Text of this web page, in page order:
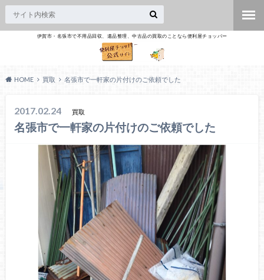
伊賀市・名張市で不用品回収、遺品整理、中古品の買取のことなら便利屋チョッパー
HOME 買取 名張市で一軒家の片付けのご依頼でした
2017.02.24 買取
名張市で一軒家の片付けのご依頼でした